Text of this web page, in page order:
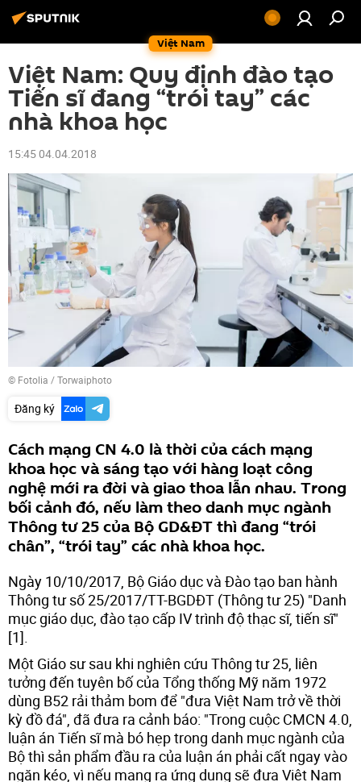
Việt Nam
Việt Nam: Quy định đào tạo
Tiến sĩ đang “trói tay” các
nhà khoa học
15:45 04.04.2018
© Fotolia / Torwaiphoto
Đăng ký
Cách mạng CN 4.0 là thời của cách mạng
khoa học và sáng tạo với hàng loạt công
nghệ mới ra đời và giao thoa lẫn nhau. Trong
bối cảnh đó, nếu làm theo danh mục ngành
Thông tư 25 của Bộ GD&ĐT thì đang “trói
chân”, “trói tay” các nhà khoa học.
Ngày 10/10/2017, Bộ Giáo dục và Đào tạo ban hành
Thông tư số 25/2017/TT-BGDĐT (Thông tư 25) "Danh
mục giáo dục, đào tạo cấp IV trình độ thạc sĩ, tiến sĩ"
[1].
Một Giáo sư sau khi nghiên cứu Thông tư 25, liên
tưởng đến tuyên bố của Tổng thống Mỹ năm 1972
dùng B52 rải thảm bom để "đưa Việt Nam trở về thời
kỳ đồ đá", đã đưa ra cảnh báo: "Trong cuộc CMCN 4.0,
luận án Tiến sĩ mà bó hẹp trong danh mục ngành của
Bộ thì sản phẩm đầu ra của luận án phải cất ngay vào
ngăn kéo, vì nếu mang ra ứng dụng sẽ đưa Việt Nam